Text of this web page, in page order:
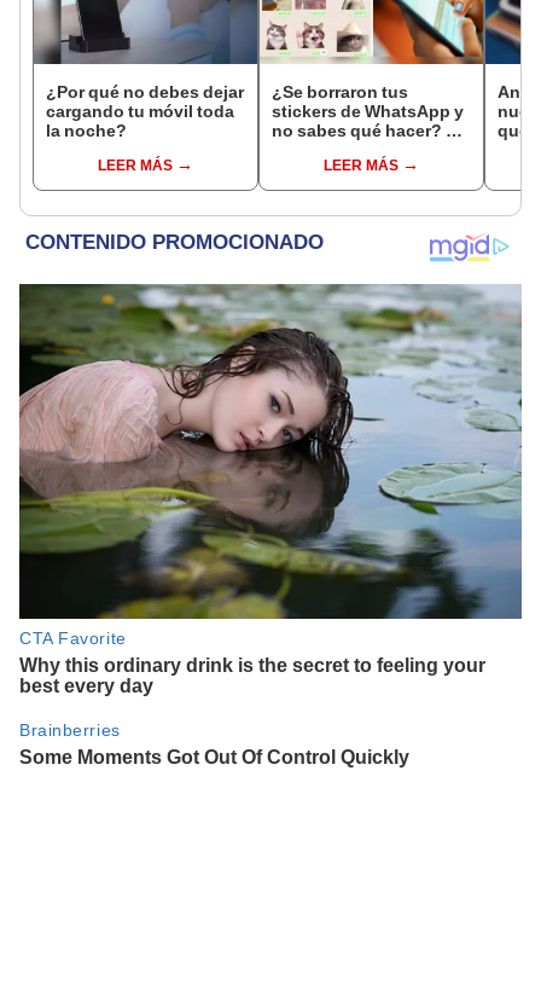
¿Por qué no debes dejar
cargando tu móvil toda
la noche?
LEER MÁS
¿Se borraron tus
stickers de WhatsApp y
no sabes qué hacer? Te
recuperarlos
LEER MÁS
que